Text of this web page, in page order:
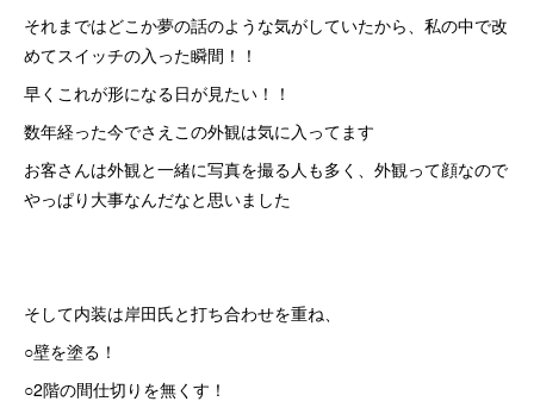
それまではどこか夢の話のような気がしていたから、私の中で改
めてスイッチの入った瞬間！！
早くこれが形になる日が見たい！！
数年経った今でさえこの外観は気に入ってます
お客さんは外観と一緒に写真を撮る人も多く、外観って顔なので
やっぱり大事なんだなと思いました
そして内装は岸田氏と打ち合わせを重ね、
○壁を塗る！
○2階の間仕切りを無くす！